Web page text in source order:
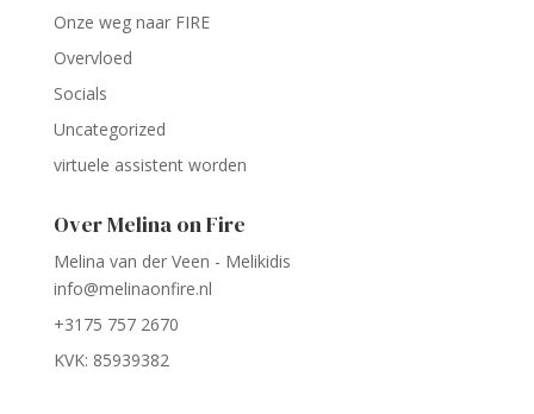
Onze weg naar FIRE
Overvloed
Socials
Uncategorized
virtuele assistent worden
Over Melina on Fire
Melina van der Veen - Melikidis
info@melinaonfire.nl
+3175 757 2670
KVK: 85939382